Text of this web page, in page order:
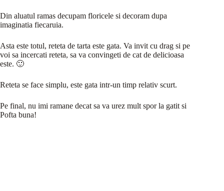
Din aluatul ramas decupam floricele si decoram dupa
imaginatia fiecaruia.
Asta este totul, reteta de tarta este gata. Va invit cu drag si pe
voi sa incercati reteta, sa va convingeti de cat de delicioasa
este. 🙂
Reteta se face simplu, este gata intr-un timp relativ scurt.
Pe final, nu imi ramane decat sa va urez mult spor la gatit si
Pofta buna!